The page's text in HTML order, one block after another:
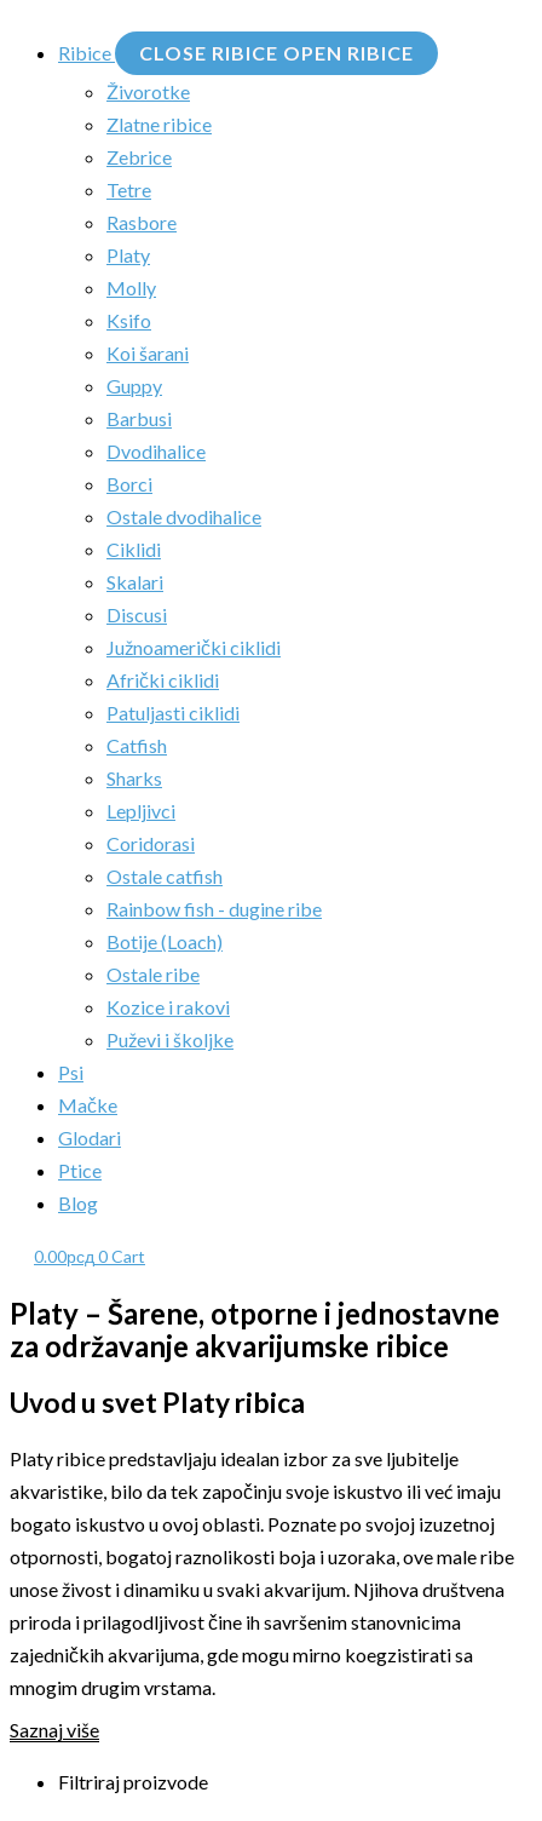
Ribice CLOSE RIBICE OPEN RIBICE
Živorotke
Zlatne ribice
Zebrice
Tetre
Rasbore
Platy
Molly
Ksifo
Koi šarani
Guppy
Barbusi
Dvodihalice
Borci
Ostale dvodihalice
Ciklidi
Skalari
Discusi
Južnoamerički ciklidi
Afrički ciklidi
Patuljasti ciklidi
Catfish
Sharks
Lepljivci
Coridorasi
Ostale catfish
Rainbow fish - dugine ribe
Botije (Loach)
Ostale ribe
Kozice i rakovi
Puževi i školjke
Psi
Mačke
Glodari
Ptice
Blog
0.00рсд 0Cart
Platy – Šarene, otporne i jednostavne
za održavanje akvarijumske ribice
Uvod u svet Platy ribica
Platy ribice predstavljaju idealan izbor za sve ljubitelje
akvaristike, bilo da tek započinju svoje iskustvo ili već imaju
bogato iskustvo u ovoj oblasti. Poznate po svojoj izuzetnoj
otpornosti, bogatoj raznolikosti boja i uzoraka, ove male ribe
unose živost i dinamiku u svaki akvarijum. Njihova društvena
priroda i prilagodljivost čine ih savršenim stanovnicima
zajedničkih akvarijuma, gde mogu mirno koegzistirati sa
mnogim drugim vrstama.
Saznaj više
Filtriraj proizvode